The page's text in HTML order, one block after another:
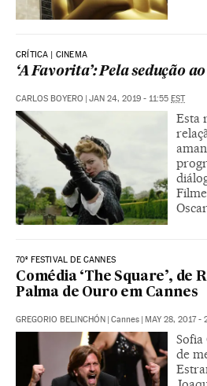
CRÍTICA | CINEMA
‘A Favorita’: Pela sedução
CARLOS BOYERO JAN 24, 2019 - 11:55 EST
Esta
70º FESTIVAL DE CANNES
Comédia ‘The Square’, de
Palma de Ouro em Cannes
GREGORIO BELINCHÓN | Cannes | MAY 28, 2017 -
de